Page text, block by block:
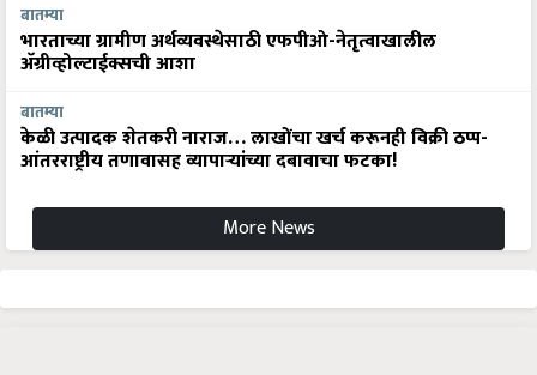
बातम्या
भारताच्या ग्रामीण अर्थव्यवस्थेसाठी एफपीओ-नेतृत्वाखालील
अ‍ॅग्रीव्होल्टाईक्सची आशा
बातम्या
केळी उत्पादक शेतकरी नाराज… लाखोंचा खर्च करूनही विक्री ठप्प-
आंतरराष्ट्रीय तणावासह व्यापाऱ्यांच्या दबावाचा फटका!
More News